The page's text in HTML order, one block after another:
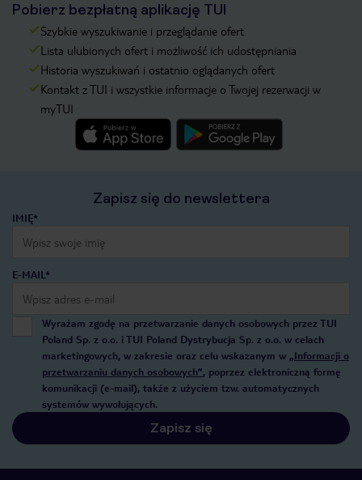
Pobierz bezpłatną aplikację TUI
Szybkie wyszukiwanie i przeglądanie ofert
Lista ulubionych ofert i możliwość ich udostępniania
Historia wyszukiwań i ostatnio oglądanych ofert
Kontakt z TUI i wszystkie informacje o Twojej rezerwacji w
myTUI
Zapisz się do newslettera
IMIĘ*
E-MAIL*
Wyrażam zgodę na przetwarzanie danych osobowych przez TUI
Poland Sp. z o.o. i TUI Poland Dystrybucja Sp. z o.o. w celach
marketingowych, w zakresie oraz celu wskazanym w „Informacji o
przetwarzaniu danych osobowych”, poprzez elektroniczną formę
komunikacji (e-mail), także z użyciem tzw. automatycznych
systemów wywołujących.
Zapisz się